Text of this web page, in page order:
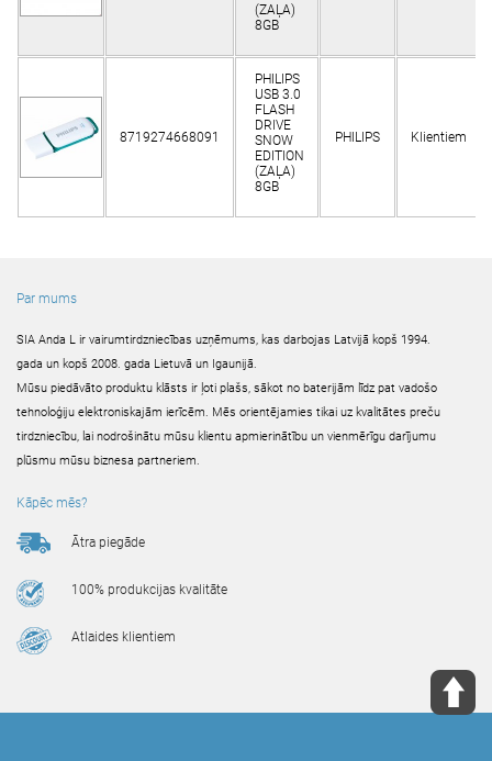
(ZAĻA)
8GB
8719274668091
PHILIPS
USB 3.0
FLASH
DRIVE
SNOW
EDITION
(ZAĻA)
8GB
PHILIPS Klientiem
Par mums
SIA Anda L ir vairumtirdzniecības uzņēmums, kas darbojas Latvijā kopš 1994.
gada un kopš 2008. gada Lietuvā un Igaunijā.
Mūsu piedāvāto produktu klāsts ir ļoti plašs, sākot no baterijām līdz pat vadošo
tehnoloģiju elektroniskajām ierīcēm. Mēs orientējamies tikai uz kvalitātes preču
tirdzniecību, lai nodrošinātu mūsu klientu apmierinātību un vienmērīgu darījumu
plūsmu mūsu biznesa partneriem.
Kāpēc mēs?
Ātra piegāde
100% produkcijas kvalitāte
Atlaides klientiem